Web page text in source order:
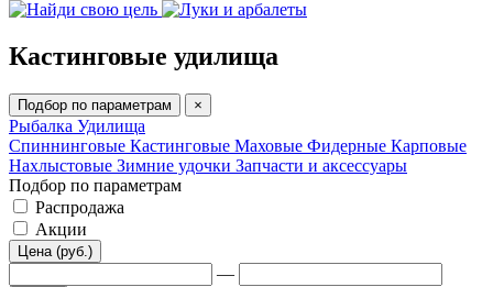
Кастинговые удилища
Подбор по параметрам ×
Рыбалка Удилища
Спиннинговые Кастинговые Маховые Фидерные Карповые
Нахлыстовые Зимние удочки Запчасти и аксессуары
Подбор по параметрам
Распродажа
Акции
Цена (руб.)
—